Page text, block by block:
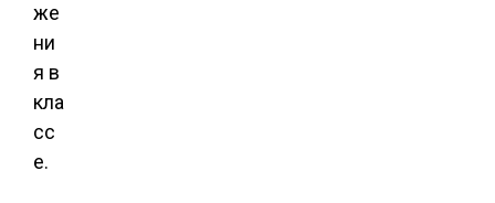
же
ни
я в
кла
сс
е.